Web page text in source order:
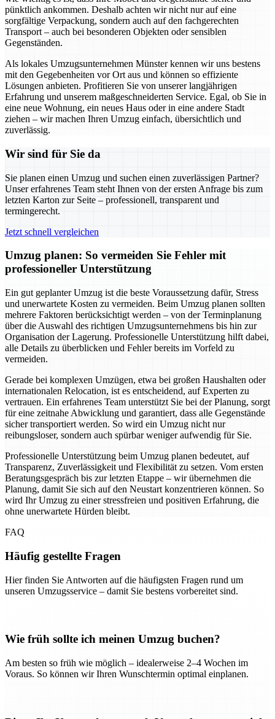
pünktlich ankommen. Deshalb achten wir nicht nur auf eine
sorgfältige Verpackung, sondern auch auf den fachgerechten
Transport – auch bei besonderen Objekten oder sensiblen
Gegenständen.
Als lokales Umzugsunternehmen Münster kennen wir uns bestens
mit den Gegebenheiten vor Ort aus und können so effiziente
Lösungen anbieten. Profitieren Sie von unserer langjährigen
Erfahrung und unserem maßgeschneiderten Service. Egal, ob Sie in
eine neue Wohnung, ein neues Haus oder in eine andere Stadt
ziehen – wir machen Ihren Umzug einfach, übersichtlich und
zuverlässig.
Wir sind für Sie da
Sie planen einen Umzug und suchen einen zuverlässigen Partner?
Unser erfahrenes Team steht Ihnen von der ersten Anfrage bis zum
letzten Karton zur Seite – professionell, transparent und
termingerecht.
Jetzt schnell vergleichen
Umzug planen: So vermeiden Sie Fehler mit
professioneller Unterstützung
Ein gut geplanter Umzug ist die beste Voraussetzung dafür, Stress
und unerwartete Kosten zu vermeiden. Beim Umzug planen sollten
mehrere Faktoren berücksichtigt werden – von der Terminplanung
über die Auswahl des richtigen Umzugsunternehmens bis hin zur
Organisation der Lagerung. Professionelle Unterstützung hilft dabei,
alle Details zu überblicken und Fehler bereits im Vorfeld zu
vermeiden.
Gerade bei komplexen Umzügen, etwa bei großen Haushalten oder
internationalen Relocation, ist es entscheidend, auf Experten zu
vertrauen. Ein erfahrenes Team unterstützt Sie bei der Planung, sorgt
für eine zeitnahe Abwicklung und garantiert, dass alle Gegenstände
sicher transportiert werden. So wird ein Umzug nicht nur
reibungsloser, sondern auch spürbar weniger aufwendig für Sie.
Professionelle Unterstützung beim Umzug planen bedeutet, auf
Transparenz, Zuverlässigkeit und Flexibilität zu setzen. Vom ersten
Beratungsgespräch bis zur letzten Etappe – wir übernehmen die
Planung, damit Sie sich auf den Neustart konzentrieren können. So
wird Ihr Umzug zu einer stressfreien und positiven Erfahrung, die
ohne unerwartete Hürden bleibt.
FAQ
Häufig gestellte Fragen
Hier finden Sie Antworten auf die häufigsten Fragen rund um
unseren Umzugsservice – damit Sie bestens vorbereitet sind.
Wie früh sollte ich meinen Umzug buchen?
Am besten so früh wie möglich – idealerweise 2–4 Wochen im
Voraus. So können wir Ihren Wunschtermin optimal einplanen.